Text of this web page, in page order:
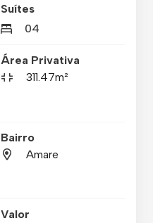
Suítes
04
Área Privativa
311.47m²
Bairro
Amare
Valor